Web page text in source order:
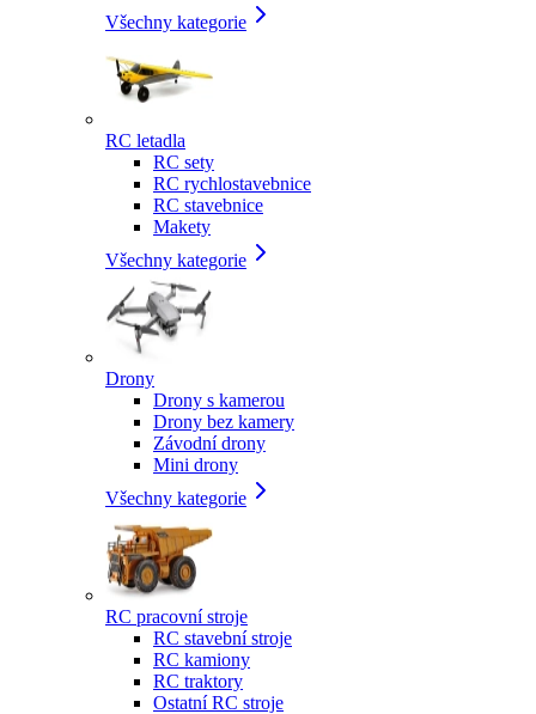
Všechny kategorie
RC letadla
RC sety
RC rychlostavebnice
RC stavebnice
Makety
Všechny kategorie
Drony
Drony s kamerou
Drony bez kamery
Závodní drony
Mini drony
Všechny kategorie
RC pracovní stroje
RC stavební stroje
RC kamiony
RC traktory
Ostatní RC stroje